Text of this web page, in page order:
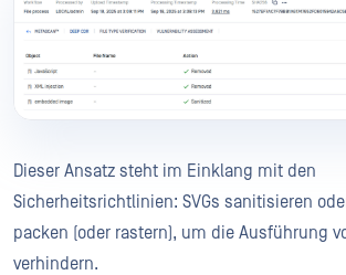
Dieser Ansatz steht im Einklang mit den
Sicherheitsrichtlinien: SVGs sanitisieren
packen (oder rastern), um die Ausführung
verhindern.